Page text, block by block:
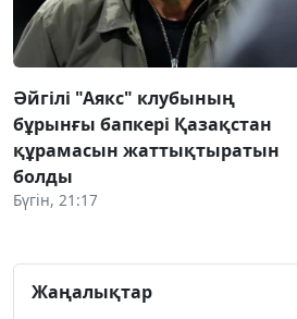
Әйгілі "Аякс" клубының
бұрынғы бапкері Қазақстан
құрамасын жаттықтыратын
болды
Бүгін, 21:17
Жаңалықтар